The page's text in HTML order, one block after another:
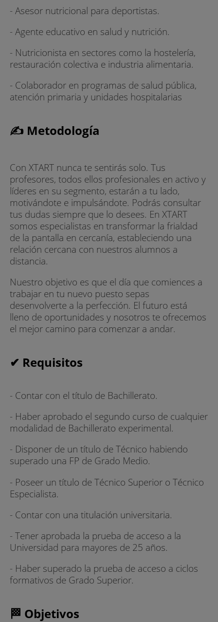
- Asesor nutricional para deportistas.
- Agente educativo en salud y nutrición.
- Nutricionista en sectores como la hostelería,
restauración colectiva e industria alimentaria.
- Colaborador en programas de salud pública,
atención primaria y unidades hospitalarias
✍ Metodología
Con XTART nunca te sentirás solo. Tus
profesores, todos ellos profesionales en activo y
líderes en su segmento, estarán a tu lado,
motivándote e impulsándote. Podrás consultar
tus dudas siempre que lo desees. En XTART
somos especialistas en transformar la frialdad
de la pantalla en cercanía, estableciendo una
relación cercana con nuestros alumnos a
distancia.
Nuestro objetivo es que el día que comiences a
trabajar en tu nuevo puesto sepas
desenvolverte a la perfección. El futuro está
lleno de oportunidades y nosotros te ofrecemos
el mejor camino para comenzar a andar.
✔ Requisitos
- Contar con el título de Bachillerato.
- Haber aprobado el segundo curso de cualquier
modalidad de Bachillerato experimental.
- Disponer de un título de Técnico habiendo
superado una FP de Grado Medio.
- Poseer un título de Técnico Superior o Técnico
Especialista.
- Contar con una titulación universitaria.
- Tener aprobada la prueba de acceso a la
Universidad para mayores de 25 años.
- Haber superado la prueba de acceso a ciclos
formativos de Grado Superior.
🏁 Objetivos